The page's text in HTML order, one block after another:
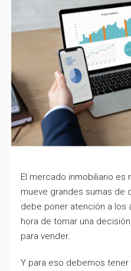
El mercado inmobiliario es
mueve grandes sumas de
debe poner atención a los
hora de tomar una
para vender.
Y para eso debemos